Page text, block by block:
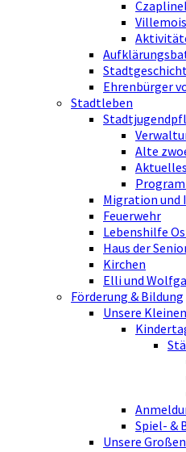
Ehrenbürger
Stadtleben
Alte
Aktuelles
Migration
Feuerwehr
Lebenshilfe
Haus der
Kirchen
Elli und
Förderung & Bildung
Unsere Kleinen
Spiel- &
Unsere Großen